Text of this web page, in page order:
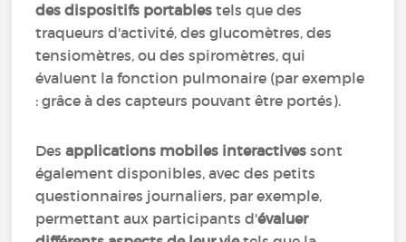
des dispositifs portables tels que des
traqueurs d'activité, des glucomètres, des
tensiomètres, ou des spiromètres, qui
évaluent la fonction pulmonaire (par exemple
: grâce à des capteurs pouvant être portés).
Desapplications mobiles interactives sont
également disponibles, avec des petits
questionnaires journaliers, par exemple,
permettant aux participants d'évaluer